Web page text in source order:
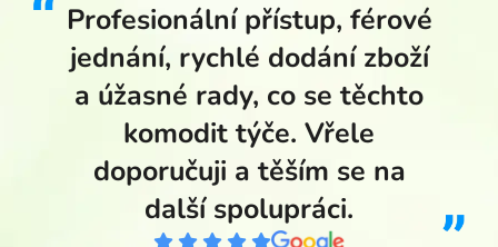
Profesionální přístup, férové
jednání, rychlé dodání zboží
a úžasné rady, co se těchto
komodit týče. Vřele
doporučuji a těším se na
další spolupráci.